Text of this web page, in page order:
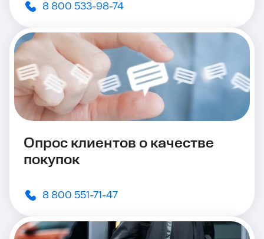
8 800 533-98-74
Опрос клиентов о качестве
покупок
8 800 551-71-47